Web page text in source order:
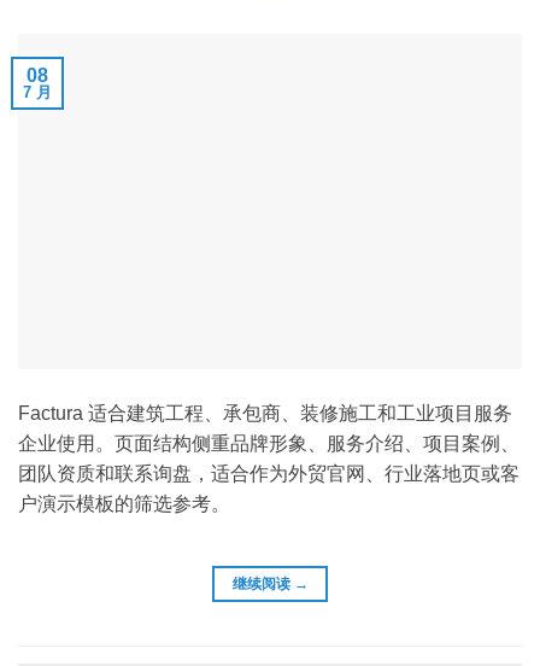
08
7 月
Factura 适合建筑工程、承包商、装修施工和工业项目服务
企业使用。页面结构侧重品牌形象、服务介绍、项目案例、
团队资质和联系询盘，适合作为外贸官网、行业落地页或客
户演示模板的筛选参考。
继续阅读 →